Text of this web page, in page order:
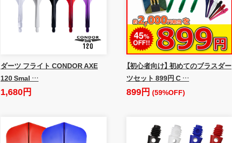
ダーツ フライト CONDOR AXE
120 Smal …
1,680円
【初心者向け】 初めてのブラスダー
ツセット 899円 C …
899円 (59%OFF)